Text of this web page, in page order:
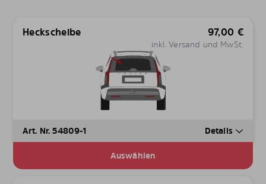
Heckscheibe 97,00 €
inkl. Versand und MwSt.
Art. Nr. 54809-1 Details
Auswählen